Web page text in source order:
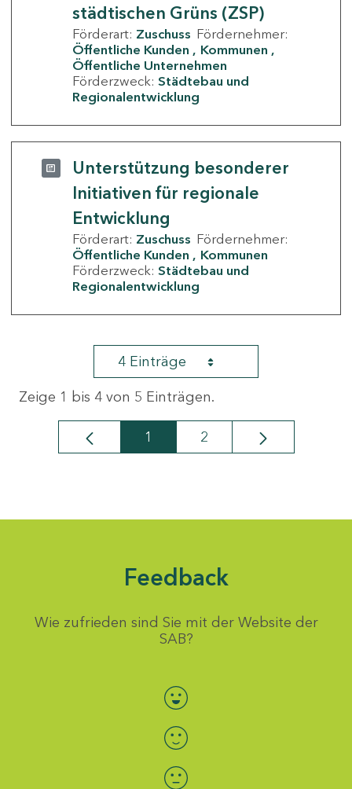
städtischen Grüns (ZSP)
Förderart: Zuschuss Fördernehmer:
Öffentliche Kunden
Kommunen
Öffentliche Unternehmen
Förderzweck: Städtebau und
Regionalentwicklung
Unterstützung besonderer
Initiativen für regionale
Entwicklung
Förderart: Zuschuss Fördernehmer:
Öffentliche Kunden
Kommunen
Förderzweck: Städtebau und
Regionalentwicklung
4 Einträge
Zeige 1 bis 4 von 5 Einträgen.
Seite
1 Seite
2
Feedback
Wie zufrieden sind Sie mit der Website der
SAB?
Bewertung auswählen